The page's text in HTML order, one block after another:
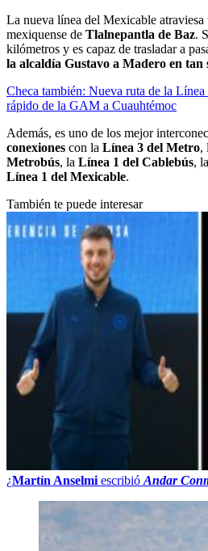
La nueva línea del Mexicable
mexiquense de Tlalnepantla de Baz.
kilómetros y es capaz de trasladar a
la alcaldía Gustavo a Madero en tan
Checa también: Nueva ruta de la
rápido de la GAM a Cuauhtémoc
Además, es uno de los mejor
conexiones con la Línea 3 del Metro,
Metrobús, la Línea 1 del Cablebús, la
Línea 1 del Mexicable.
También te puede interesar
¿Martín Anselmi escribió Andar